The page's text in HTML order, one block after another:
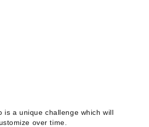
is a unique challenge which will
over time.